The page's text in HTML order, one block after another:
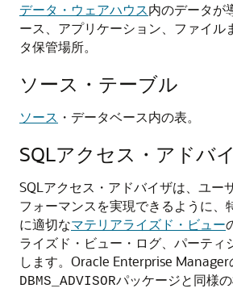
データ・ウェアハウス内のデータが
ース、アプリケーション、ファイル
タ保管場所。
ソース・テーブル
ソース ・データベース内の表。
SQLアクセス・アドバ
SQLアクセス・アドバイザは、ユー
フォーマンスを実現できるように、
に適切なマテリアライズド・ビュー
ライズド・ビュー・ログ、パーティ
します。Oracle Enterprise Manager
DBMS_ADVISORパッケージと同様の